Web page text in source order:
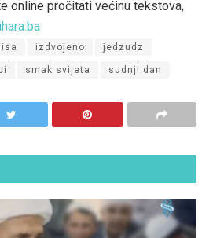
online pročitati većinu tekstova,
isa izdvojeno jedzudz
smak svijeta sudnji dan